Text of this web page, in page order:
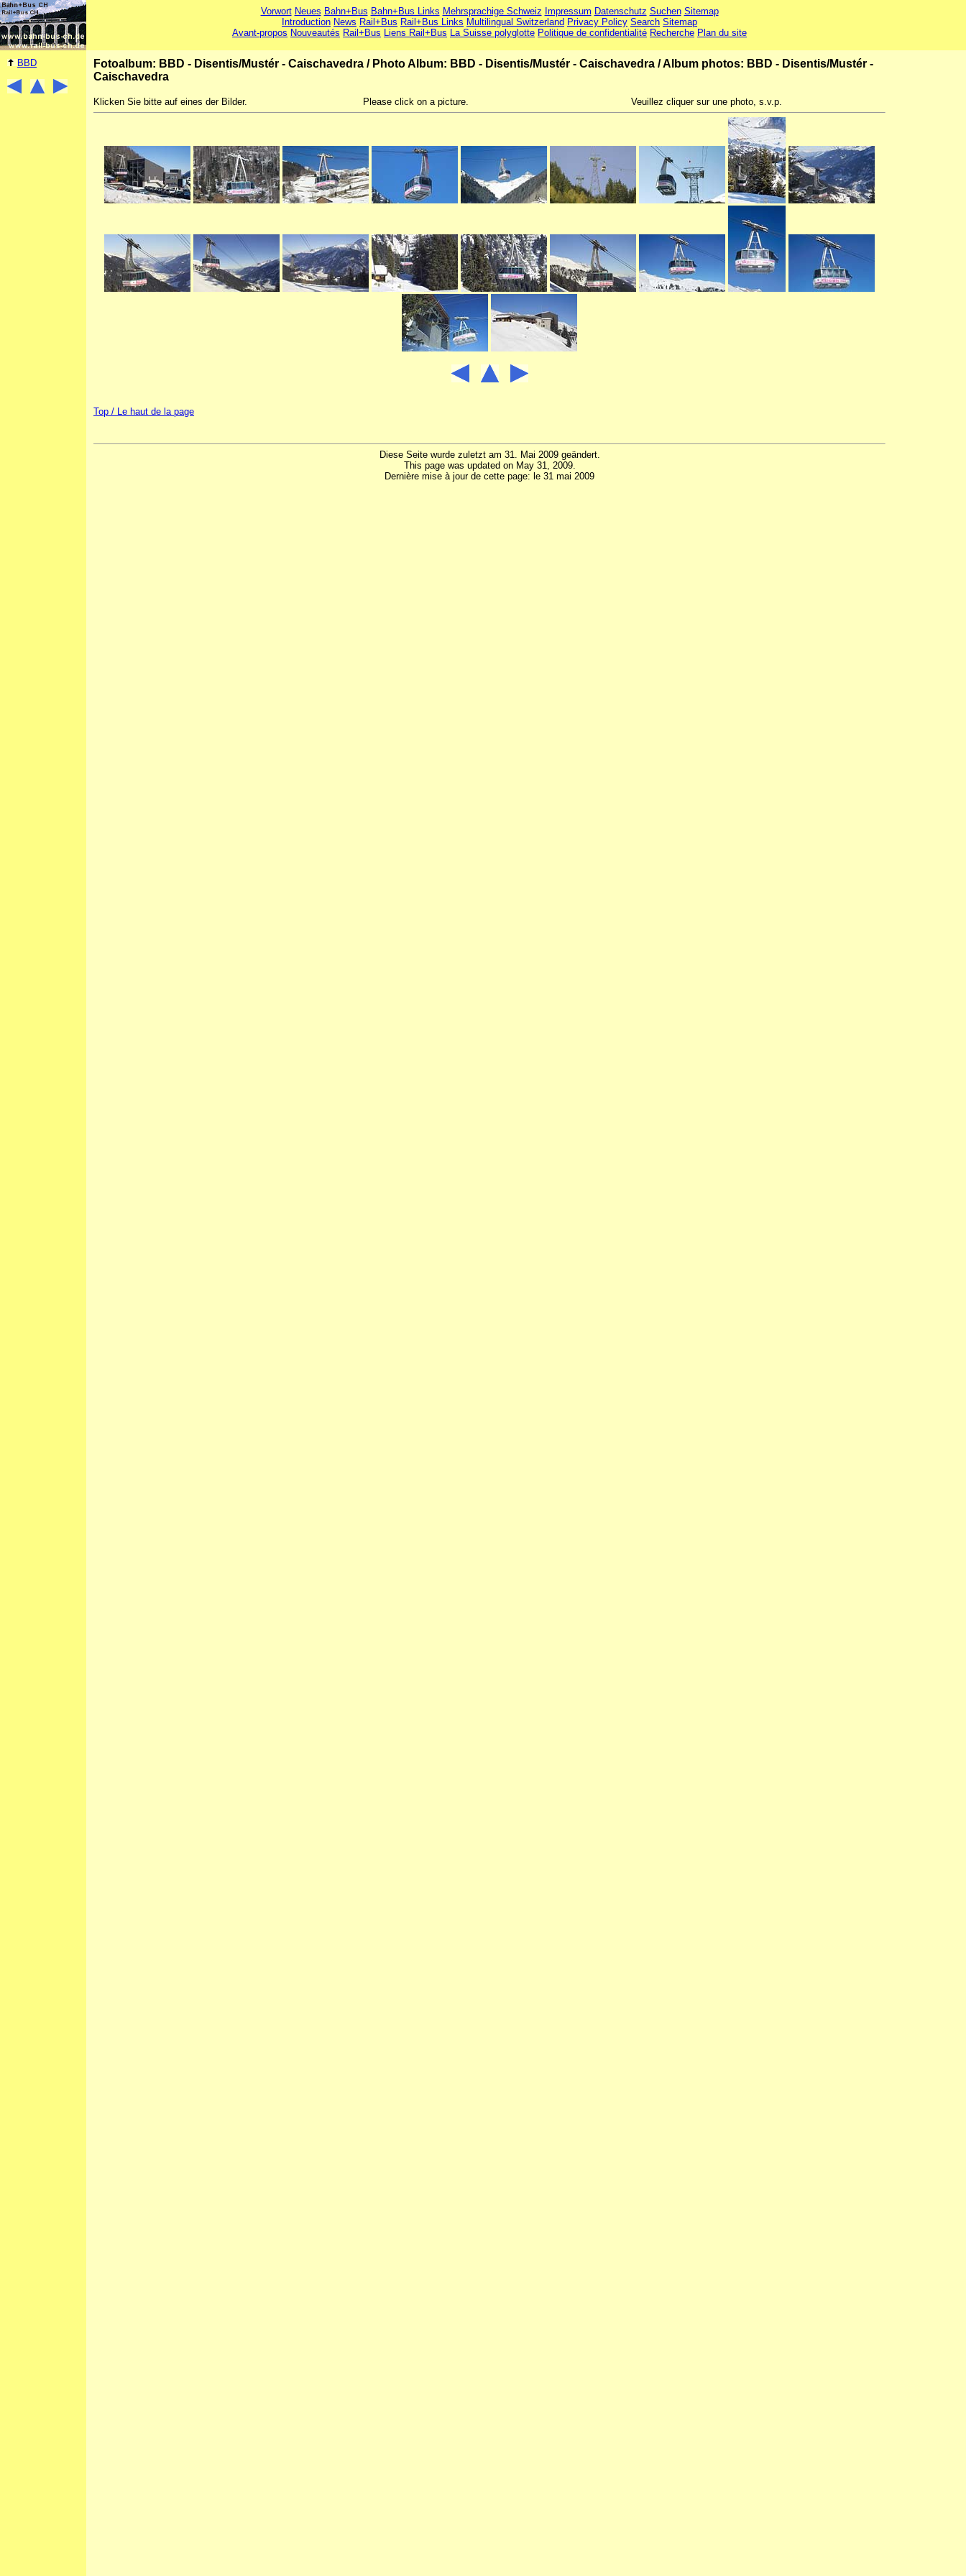
Vorwort Neues Bahn+Bus Bahn+Bus Links Mehrsprachige Schweiz Impressum Datenschutz Suchen Sitemap
Introduction News Rail+Bus Rail+Bus Links Multilingual Switzerland Privacy Policy Search Sitemap
Avant-propos Nouveautés Rail+Bus Liens Rail+Bus La Suisse polyglotte Politique de confidentialité Recherche Plan du site
BBD Fotoalbum: BBD - Disentis/Mustér - Caischavedra / Photo Album: BBD - Disentis/Mustér - Caischavedra /Album photos: BBD - Disentis/Mustér -
Caischavedra
Klicken Sie bitte auf eines der Bilder. Please click on a picture. Veuillez cliquer sur une photo, s.v.p.
Top / Le haut de la page
Diese Seite wurde zuletzt am 31. Mai 2009 geändert.
This page was updated on May 31, 2009.
Dernière mise à jour de cette page: le 31 mai 2009